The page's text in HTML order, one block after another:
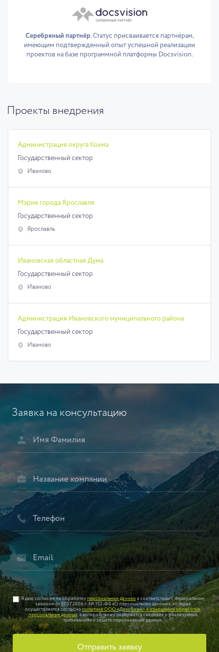
Серебряный партнёр. Статус присваивается партнёрам,
имеющим подтвержденный опыт успешной реализации
проектов на базе программной платформы Docsvision.
Проекты внедрения
Администрация округа Кохма
Государственный сектор
Иваново
Мэрия города Ярославля
Государственный сектор
Ярославль
Ивановская областная Дума
Государственный сектор
Иваново
Администрация Ивановского муниципального района
Государственный сектор
Иваново
Заявка на консультацию
Я даю согласие на обработку персональных данных в соответствии с Федеральным
законом от 27.07.2006 г. № 152-ФЗ «О персональных данных», которая
осуществляется согласнополитике ООО «ДоксВижн» в отношении обработки
персональных данных, в которой также содержатся сведения о реализуемых
требованиях к защите персональных данных.
Отправить заявку